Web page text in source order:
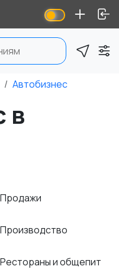
Автобизнес
в
Продажи
Производство
Рестораны и общепит